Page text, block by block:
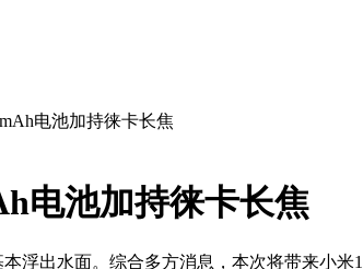
电池加持徕卡长焦
电池加持徕卡长焦
浮出水面。综合多方消息，本次将带来小